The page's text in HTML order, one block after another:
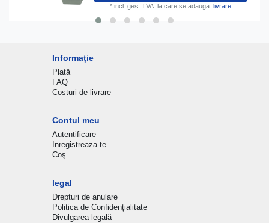
* incl. ges. TVA. la care se adauga. livrare
Informație
Plată
FAQ
Costuri de livrare
Contul meu
Autentificare
Inregistreaza-te
Coş
legal
Drepturi de anulare
Politica de Confidențialitate
Divulgarea legală